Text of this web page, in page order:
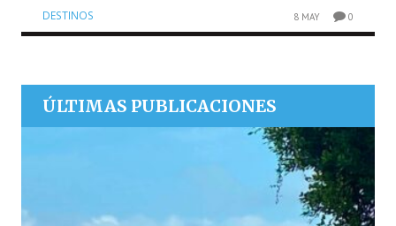
DESTINOS 8 MAY 0
ÚLTIMAS PUBLICACIONES